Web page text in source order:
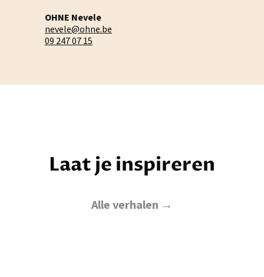
OHNE Nevele
nevele@ohne.be
09 247 07 15
Laat je inspireren
Alle verhalen →